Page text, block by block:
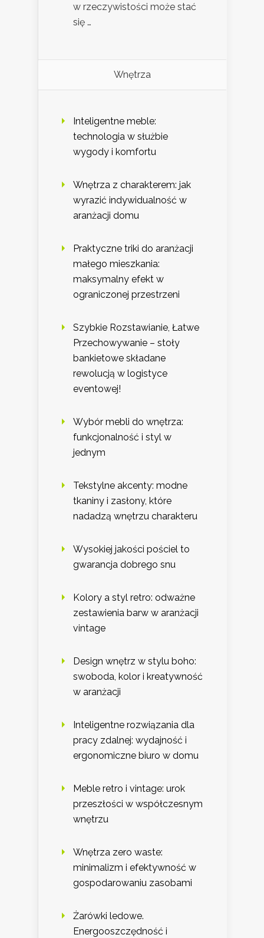
w rzeczywistości może stać
się …
Wnętrza
Inteligentne meble:
technologia w służbie
wygody i komfortu
Wnętrza z charakterem: jak
wyrazić indywidualność w
aranżacji domu
Praktyczne triki do aranżacji
małego mieszkania:
maksymalny efekt w
ograniczonej przestrzeni
Szybkie Rozstawianie, Łatwe
Przechowywanie – stoły
bankietowe składane
rewolucją w logistyce
eventowej!
Wybór mebli do wnętrza:
funkcjonalność i styl w
jednym
Tekstylne akcenty: modne
tkaniny i zasłony, które
nadadzą wnętrzu charakteru
Wysokiej jakości pościel to
gwarancja dobrego snu
Kolory a styl retro: odważne
zestawienia barw w aranżacji
vintage
Design wnętrz w stylu boho:
swoboda, kolor i kreatywność
w aranżacji
Inteligentne rozwiązania dla
pracy zdalnej: wydajność i
ergonomiczne biuro w domu
Meble retro i vintage: urok
przeszłości w współczesnym
wnętrzu
Wnętrza zero waste:
minimalizm i efektywność w
gospodarowaniu zasobami
Żarówki ledowe.
Energooszczędność i